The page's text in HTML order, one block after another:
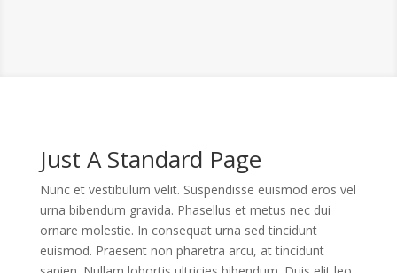
Just A Standard Page
Nunc et vestibulum velit. Suspendisse euismod eros vel
urna bibendum gravida. Phasellus et metus nec dui
ornare molestie. In consequat urna sed tincidunt
euismod. Praesent non pharetra arcu, at tincidunt